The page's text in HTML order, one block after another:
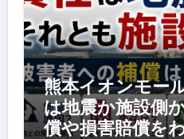
熊本イオンモー
は地震か施設側
償や損害賠償を